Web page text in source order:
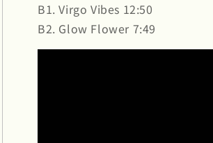
B1. Virgo Vibes 12:50
B2. Glow Flower 7:49